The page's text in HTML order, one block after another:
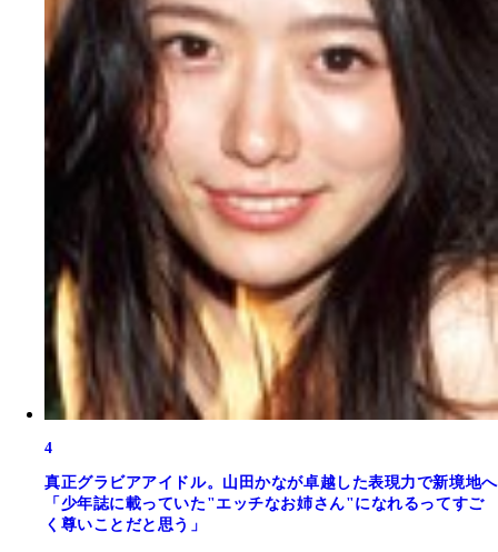
4
真正グラビアアイドル。山田かなが卓越した表現力で新境地へ
「少年誌に載っていた"エッチなお姉さん"になれるってすご
く尊いことだと思う」